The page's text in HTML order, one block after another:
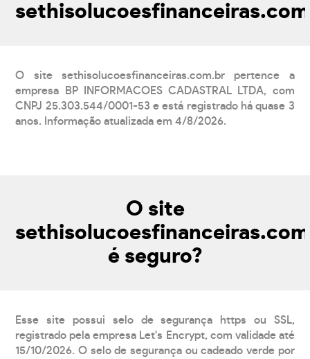
O site sethisolucoesfinanceiras.com.br pertence a
empresa BP INFORMACOES CADASTRAL LTDA, com
CNPJ 25.303.544/0001-53 e está registrado há quase 3
anos. Informação atualizada em 4/8/2026.
O site
é seguro?
Esse site possui selo de segurança https ou SSL,
registrado pela empresa Let's Encrypt, com validade até
15/10/2026. O selo de segurança ou cadeado verde por